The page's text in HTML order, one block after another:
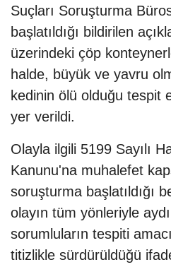
Suçları Soruşturma
başlatıldığı bildirilen
üzerindeki çöp
halde, büyük ve yavru
kedinin ölü olduğu tespit
yer verildi.
Olayla ilgili 5199 Sayılı
Kanunu'na muhalefet
soruşturma başlatıldığı
olayın tüm yönleriyle
sorumluların tespiti
titizlikle sürdürüldüğü